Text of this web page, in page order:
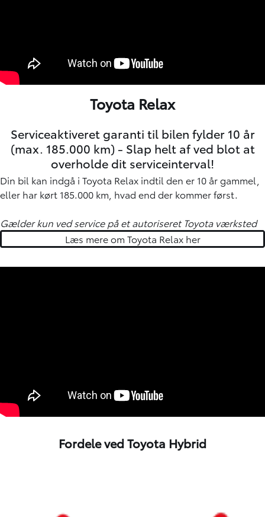
Toyota Relax
Serviceaktiveret garanti til bilen fylder 10 år
(max. 185.000 km) - Slap helt af ved blot at
overholde dit serviceinterval!
Din bil kan indgå i Toyota Relax indtil den er 10 år gammel,
eller har kørt 185.000 km, hvad end der kommer først.
Gælder kun ved service på et autoriseret Toyota værksted
Læs mere om Toyota Relax her
Fordele ved Toyota Hybrid